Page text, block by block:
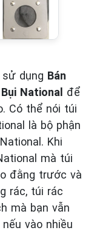
dụng Bán
National để
Có thể nói túi
là bộ phận
Khi
mà túi
đằng trước và
rác, túi rác
mà bạn vẫn
vào nhiều